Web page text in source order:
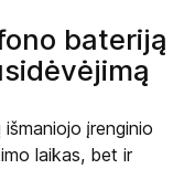
bateriją
įrenginio
laikas, bet ir